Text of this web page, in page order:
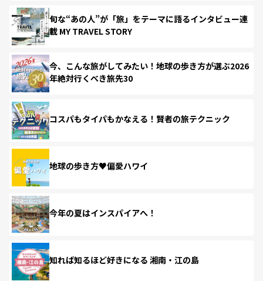
旬な“あの人”が「旅」をテーマに語るインタビュー連
載 MY TRAVEL STORY
今、こんな旅がしてみたい！地球の歩き方が選ぶ2026
年絶対行くべき旅先30
コスパもタイパもかなえる！賢者の旅テクニック
地球の歩き方♥偏愛ハワイ
今年の夏はインスパイアへ！
知れば知るほど好きになる 湘南・江の島